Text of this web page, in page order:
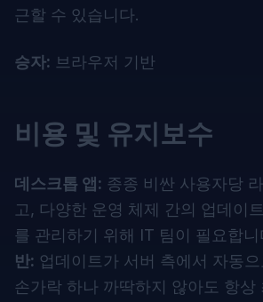
근할 수 있습니다.
승자: 브라우저 기반
비용 및 유지보수
데스크톱 앱: 종종 비싼 사용자당
고, 다양한 운영 체제 간의 업데이
를 관리하기 위해 IT 팀이 필요합니
반: 업데이트가 서버 측에서 자동
손가락 하나 까딱하지 않아도 항상